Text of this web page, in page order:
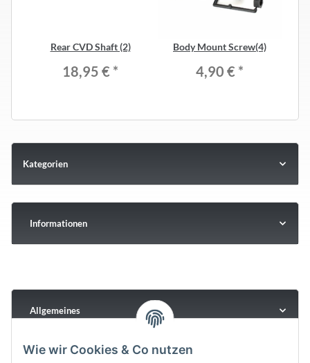
Rear CVD Shaft (2)
18,95 € *
Body Mount Screw(4)
4,90 € *
Kategorien
Informationen
Allgemeines
Wie wir Cookies & Co nutzen